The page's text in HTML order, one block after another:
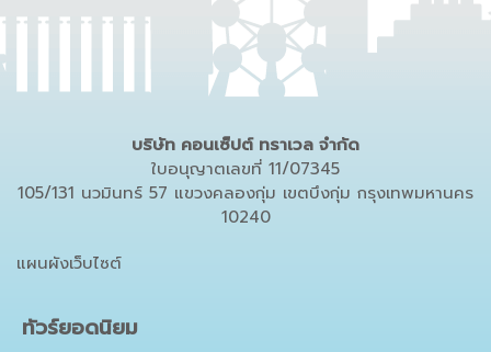
บริษัท คอนเซ็ปต์ ทราเวล จำกัด
ใบอนุญาตเลขที่ 11/07345
105/131 นวมินทร์ 57 แขวงคลองกุ่ม เขตบึงกุ่ม กรุงเทพมหานคร
10240
แผนผังเว็บไซต์
ทัวร์ยอดนิยม